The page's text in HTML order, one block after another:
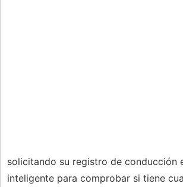
solicitando su registro de conducción
inteligente para comprobar si tiene